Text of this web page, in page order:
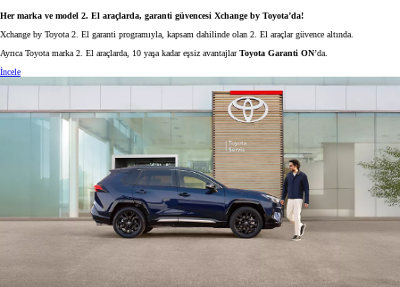
Her marka ve model 2. El araçlarda, garanti güvencesi Xchange by Toyota’da!
Xchange by Toyota 2. El garanti programıyla, kapsam dahilinde olan 2. El araçlar güvence altında.
Ayrıca Toyota marka 2. El araçlarda, 10 yaşa kadar eşsiz avantajlarToyota Garanti ON’da.
İncele